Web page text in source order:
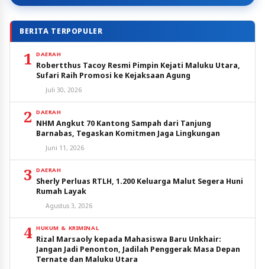
BERITA TERPOPULER
1 DAERAH
Robertthus Tacoy Resmi Pimpin Kejati Maluku Utara,
Sufari Raih Promosi ke Kejaksaan Agung
Juli 30, 2026
2 DAERAH
NHM Angkut 70 Kantong Sampah dari Tanjung
Barnabas, Tegaskan Komitmen Jaga Lingkungan
Juni 11, 2026
3 DAERAH
Sherly Perluas RTLH, 1.200 Keluarga Malut Segera Huni
Rumah Layak
Agustus 3, 2026
4 HUKUM & KRIMINAL
Rizal Marsaoly kepada Mahasiswa Baru Unkhair:
Jangan Jadi Penonton, Jadilah Penggerak Masa Depan
Ternate dan Maluku Utara